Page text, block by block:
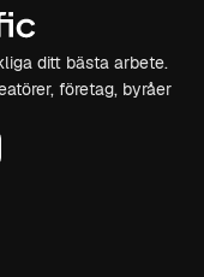
ditt bästa arbete.
företag, byråer